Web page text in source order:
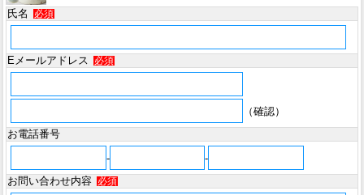
氏名 必須
Eメールアドレス 必須
（確認）
お電話番号
-
-
お問い合わせ内容
必須